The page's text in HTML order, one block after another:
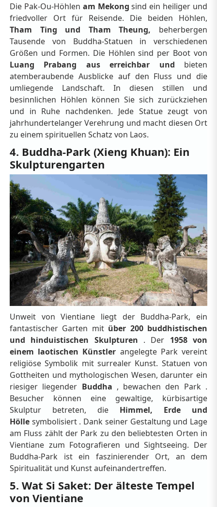
Die Pak-Ou-Höhlen am Mekong sind ein heiliger und
friedvoller Ort für Reisende. Die beiden Höhlen,
Tham Ting und Tham Theung, beherbergen
Tausende von Buddha-Statuen in verschiedenen
Größen und Formen. Die Höhlen sind per Boot von
Luang Prabang aus erreichbar und bieten
atemberaubende Ausblicke auf den Fluss und die
umliegende Landschaft. In diesen stillen und
besinnlichen Höhlen können Sie sich zurückziehen
und in Ruhe nachdenken. Jede Statue zeugt von
jahrhundertelanger Verehrung und macht diesen Ort
zu einem spirituellen Schatz von Laos.
4. Buddha-Park (Xieng Khuan): Ein
Skulpturengarten
Unweit von Vientiane liegt der Buddha-Park, ein
fantastischer Garten mit über 200 buddhistischen
und hinduistischen Skulpturen . Der 1958 von
einem laotischen Künstler angelegte Park vereint
religiöse Symbolik mit surrealer Kunst. Statuen von
Gottheiten und mythologischen Wesen, darunter ein
riesiger liegender Buddha , bewachen den Park .
Besucher können eine gewaltige, kürbisartige
Skulptur betreten, die Himmel, Erde und
Hölle symbolisiert . Dank seiner Gestaltung und Lage
am Fluss zählt der Park zu den beliebtesten Orten in
Vientiane zum Fotografieren und Sightseeing. Der
Buddha-Park ist ein faszinierender Ort, an dem
Spiritualität und Kunst aufeinandertreffen.
5. Wat Si Saket: Der älteste Tempel
von Vientiane